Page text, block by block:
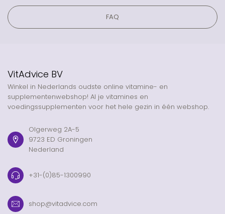
FAQ
VitAdvice BV
Winkel in Nederlands oudste online vitamine- en
supplementenwebshop! Al je vitamines en
voedingssupplementen voor het hele gezin in één webshop.
Olgerweg 2A-5
9723 ED Groningen
Nederland
+31-(0)85-1300990
shop@vitadvice.com